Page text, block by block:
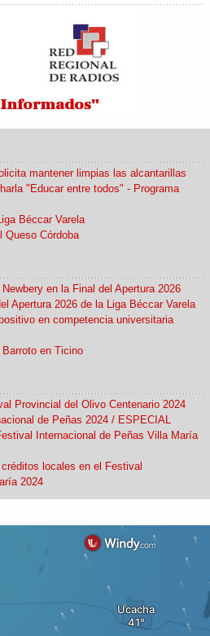
mantener limpias las alcantarillas
"Educar entre todos" - Programa
Béccar Varela
Queso Córdoba
en la Final del Apertura 2026
Apertura 2026 de la Liga Béccar Varela
en competencia universitaria
en Ticino
Provincial del Olivo Centenario 2024
de Peñas 2024 / ESPECIAL
Internacional de Peñas Villa María
locales en el Festival
2024